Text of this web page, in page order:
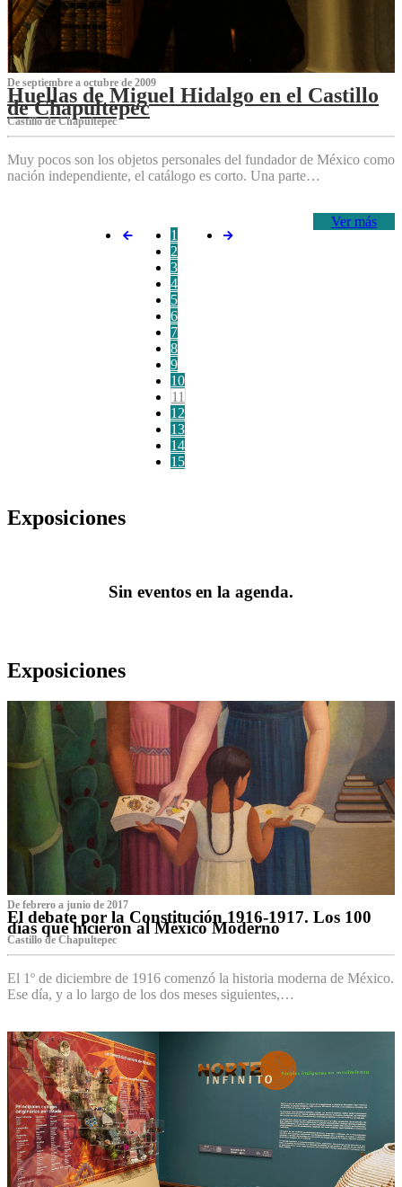
De septiembre a octubre de 2009
Huellas de Miguel Hidalgo en el Castillo
de Chapultepec
Castillo de Chapultepec
Muy pocos son los objetos personales del fundador de México como
nación independiente, el catálogo es corto. Una parte…
Ver más
1
2
3
4
5
6
7
8
9
10
11
12
13
14
15
Exposiciones
Sin eventos en la agenda.
Exposiciones
De febrero a junio de 2017
El debate por la Constitución 1916-1917. Los 100
días que hicieron al México Moderno
Castillo de Chapultepec
El 1º de diciembre de 1916 comenzó la historia moderna de México.
Ese día, y a lo largo de los dos meses siguientes,…